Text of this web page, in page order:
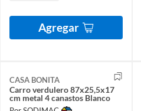
Agregar
CASA BONITA
Carro verdulero 87x25,5x17
cm metal 4 canastos Blanco